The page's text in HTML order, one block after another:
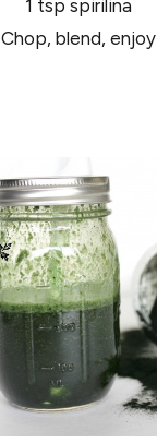
1 tsp spirilina
Chop, blend, enjoy